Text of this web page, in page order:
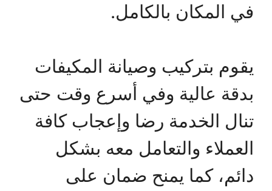
في المكان بالكامل.
يقوم بتركيب وصيانة المكيفات
بدقة عالية وفي أسرع وقت حتى
تنال الخدمة رضا وإعجاب كافة
العملاء والتعامل معه بشكل
دائم، كما يمنح ضمان على